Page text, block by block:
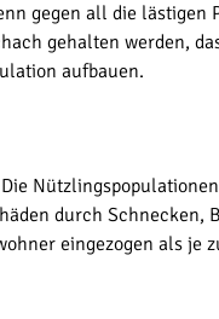
gegen all die lästigen
gehalten werden,
aufbauen.
durch
eingezogen als